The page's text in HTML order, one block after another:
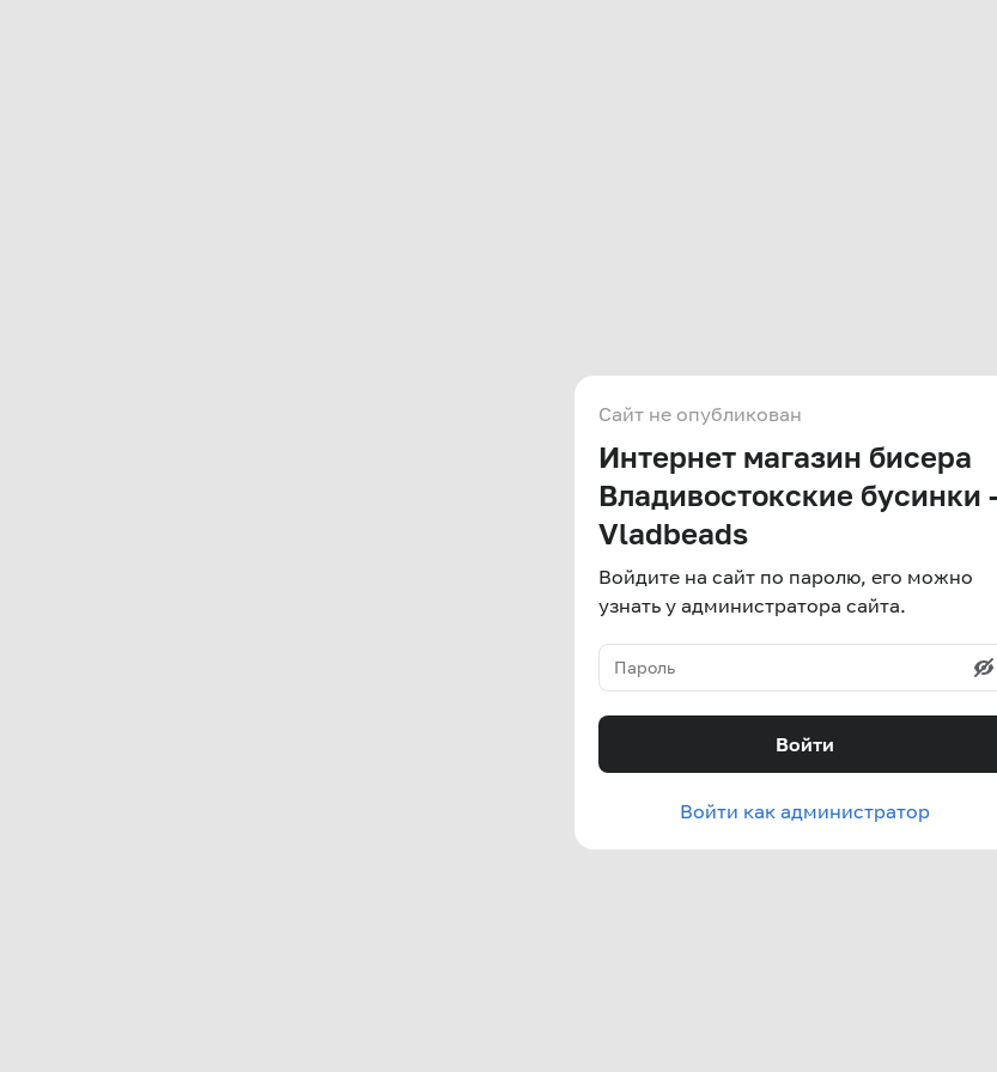
Сайт не опубликован
Интернет магазин бисера
Владивостокские бусинки
Vladbeads
Войдите на сайт по паролю, его можно
узнать у администратора сайта.
Войти
Войти как администратор